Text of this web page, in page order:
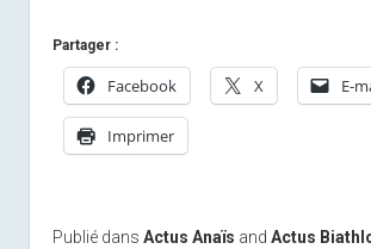
Partager :
Facebook X E-
Imprimer
Publié dans Actus Anaïs and Actus